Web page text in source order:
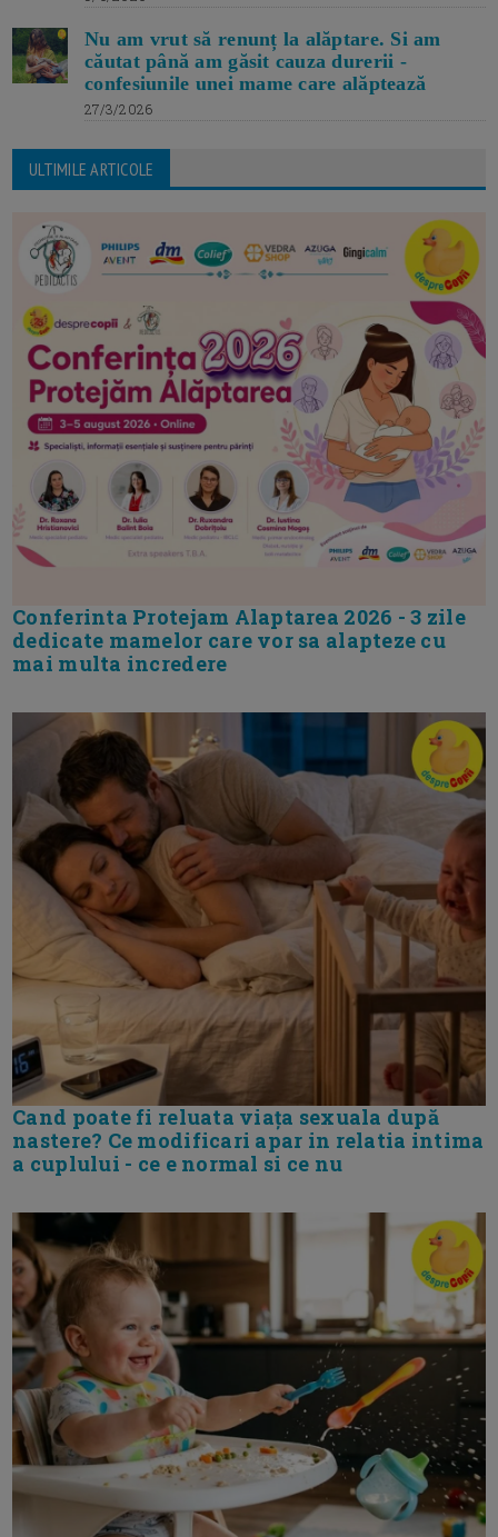
Nu am vrut să renunț la alăptare. Si am
căutat până am găsit cauza durerii -
confesiunile unei mame care alăptează
27/3/2026
ULTIMILE ARTICOLE
Conferinta Protejam Alaptarea 2026 - 3 zile
dedicate mamelor care vor sa alapteze cu
mai multa incredere
Cand poate fi reluata viața sexuala după
nastere? Ce modificari apar in relatia intima
a cuplului - ce e normal si ce nu